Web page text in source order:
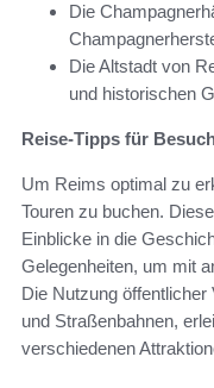
Die
Die Altstadt von
und historischen
Reise-Tipps für
Um Reims optimal zu
Touren zu buchen.
Einblicke in die
Gelegenheiten, um mit
Die Nutzung
und Straßenbahnen,
verschiedenen